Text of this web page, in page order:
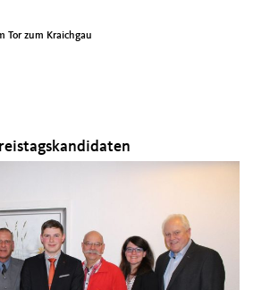
Tor zum Kraichgau